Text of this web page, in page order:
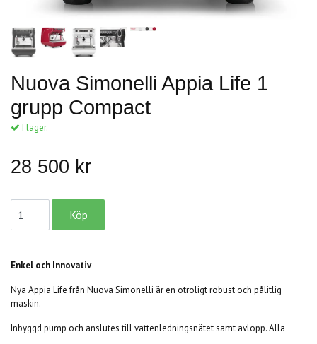
Nuova Simonelli Appia Life 1
grupp Compact
I lager.
28 500 kr
Enkel och Innovativ
Nya Appia Life från Nuova Simonelli är en otroligt robust och pålitlig
maskin.
Inbyggd pump och anslutes till vattenledningsnätet samt avlopp. Alla